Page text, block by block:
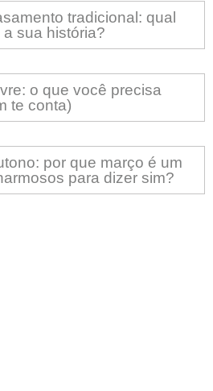
tradicional: qual
sua história?
o que você precisa
te conta)
por que março é um
para dizer sim?